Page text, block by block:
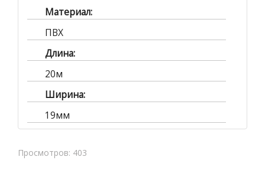
Материал:
ПВХ
Длина:
20м
Ширина:
19мм
Просмотров: 403